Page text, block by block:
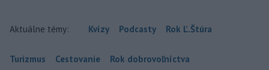
Aktuálne témy: Kvízy Podcasty Rok Ľ.Štúra
Turizmus Cestovanie Rok dobrovoľníctva